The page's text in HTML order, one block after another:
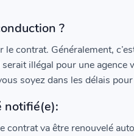
?
contrat. Généralement,
illégal pour une agence
soyez dans les délais
notifié(e):
contrat va être renouvelé